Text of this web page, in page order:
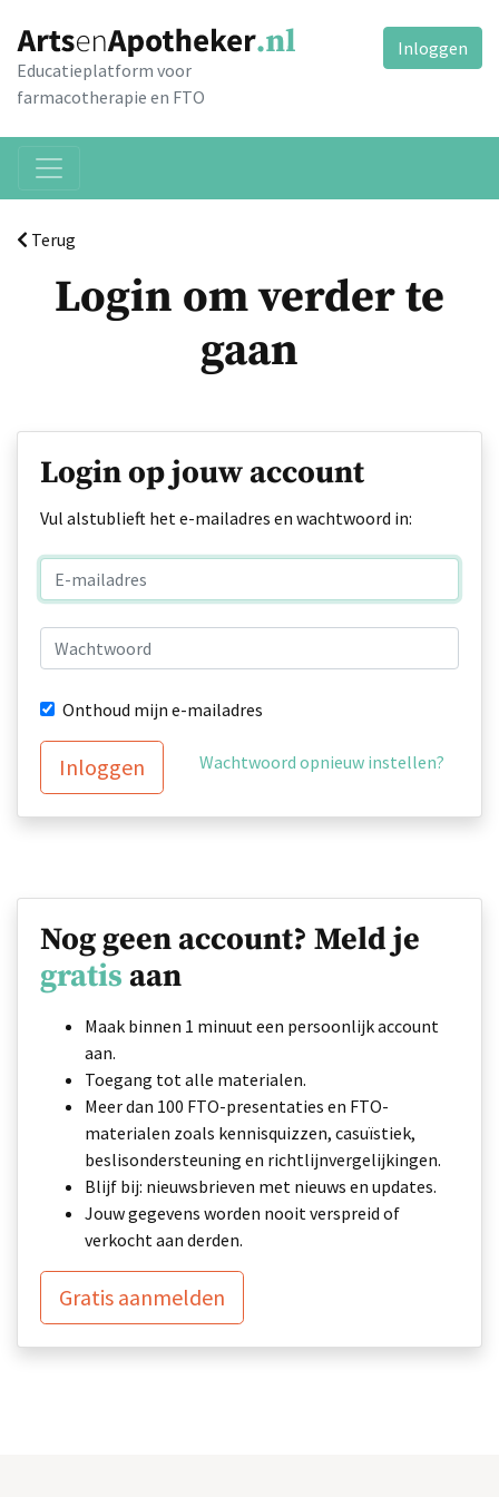
Educatieplatform voor
farmacotherapie en FTO
Inloggen
Terug
Login om verder te
gaan
Login op jouw account
Vul alstublieft het e-mailadres en wachtwoord in:
Onthoud mijn e-mailadres
Inloggen Wachtwoord opnieuw instellen?
Nog geen account? Meld je
gratis aan
Maak binnen 1 minuut een persoonlijk account
aan.
Toegang tot alle materialen.
Meer dan 100 FTO-presentaties en FTO-
materialen zoals kennisquizzen, casuïstiek,
beslisondersteuning en richtlijnvergelijkingen.
Blijf bij: nieuwsbrieven met nieuws en updates.
Jouw gegevens worden nooit verspreid of
verkocht aan derden.
Gratis aanmelden